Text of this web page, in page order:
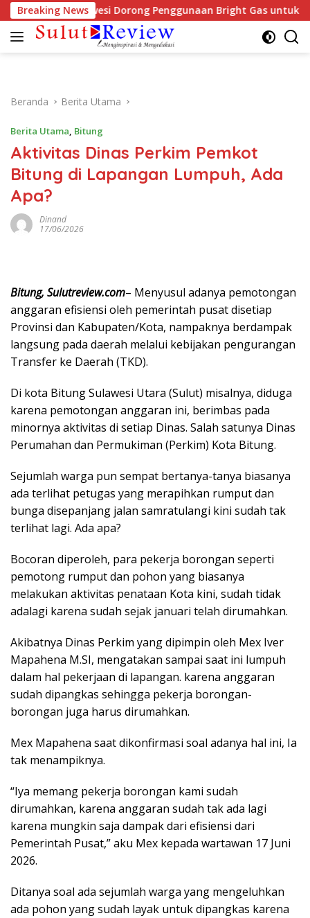
Langsung
ke
konten
Breaking News
Sulawesi Dorong Penggunaan Bright Gas untuk
Beranda Berita Utama
Berita Utama, Bitung
Aktivitas Dinas Perkim Pemkot
Bitung di Lapangan Lumpuh, Ada
Apa?
Dinand
17/06/2026
Bitung, Sulutreview.com– Menyusul adanya pemotongan
anggaran efisiensi oleh pemerintah pusat disetiap
Provinsi dan Kabupaten/Kota, nampaknya berdampak
langsung pada daerah melalui kebijakan pengurangan
Transfer ke Daerah (TKD).
Di kota Bitung Sulawesi Utara (Sulut) misalnya, diduga
karena pemotongan anggaran ini, berimbas pada
minornya aktivitas di setiap Dinas. Salah satunya Dinas
Perumahan dan Permukiman (Perkim) Kota Bitung.
Sejumlah warga pun sempat bertanya-tanya biasanya
ada terlihat petugas yang merapihkan rumput dan
bunga disepanjang jalan samratulangi kini sudah tak
terlihat lagi. Ada apa?
Bocoran diperoleh, para pekerja borongan seperti
pemotong rumput dan pohon yang biasanya
melakukan aktivitas penataan Kota kini, sudah tidak
adalagi karena sudah sejak januari telah dirumahkan.
Akibatnya Dinas Perkim yang dipimpin oleh Mex Iver
Mapahena M.SI, mengatakan sampai saat ini lumpuh
dalam hal pekerjaan di lapangan. karena anggaran
sudah dipangkas sehingga pekerja borongan-
borongan juga harus dirumahkan.
Mex Mapahena saat dikonfirmasi soal adanya hal ini, Ia
tak menampiknya.
“Iya memang pekerja borongan kami sudah
dirumahkan, karena anggaran sudah tak ada lagi
karena mungkin saja dampak dari efisiensi dari
Pemerintah Pusat,” aku Mex kepada wartawan 17 Juni
2026.
Ditanya soal ada sejumlah warga yang mengeluhkan
ada pohon yang sudah layak untuk dipangkas karena